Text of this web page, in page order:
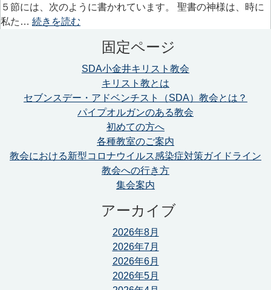
５節には、次のように書かれています。 聖書の神様は、時に
私た… 続きを読む
固定ページ
SDA小金井キリスト教会
キリスト教とは
セブンスデー・アドベンチスト（SDA）教会とは？
パイプオルガンのある教会
初めての方へ
各種教室のご案内
教会における新型コロナウイルス感染症対策ガイドライン
教会への行き方
集会案内
アーカイブ
2026年8月
2026年7月
2026年6月
2026年5月